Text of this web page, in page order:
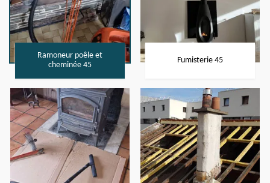
Ramoneur poêle et
cheminée 45
Fumisterie 45